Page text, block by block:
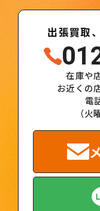
出張買取
在庫や
お近くの
電
（火